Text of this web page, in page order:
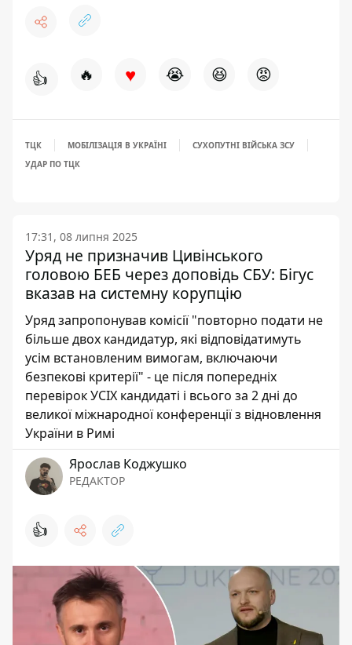
👍 🔥 ♥ 😭 😆 😡
ТЦК МОБІЛІЗАЦІЯ В УКРАЇНІ
СУХОПУТНІ ВІЙСЬКА ЗСУ
УДАР ПО ТЦК
17:31, 08 липня 2025
Уряд не призначив Цивінського
головою БЕБ через доповідь СБУ: Бігус
вказав на системну корупцію
Уряд запропонував комісії "повторно подати не
більше двох кандидатур, які відповідатимуть
усім встановленим вимогам, включаючи
безпекові критерії" - це після попередніх
перевірок УСІХ кандидаті і всього за 2 дні до
великої міжнародної конференції з відновлення
України в Римі
Ярослав Коджушко
РЕДАКТОР
👍